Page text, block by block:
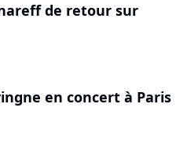
de retour sur
en concert à Paris